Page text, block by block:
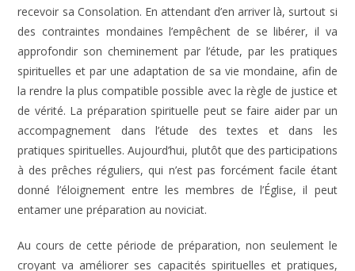
recevoir sa Consolation. En attendant d’en arriver là, surtout si
des contraintes mondaines l’empêchent de se libérer, il va
approfondir son cheminement par l’étude, par les pratiques
spirituelles et par une adaptation de sa vie mondaine, afin de
la rendre la plus compatible possible avec la règle de justice et
de vérité. La préparation spirituelle peut se faire aider par un
accompagnement dans l’étude des textes et dans les
pratiques spirituelles. Aujourd’hui, plutôt que des participations
à des prêches réguliers, qui n’est pas forcément facile étant
donné l’éloignement entre les membres de l’Église, il peut
entamer une préparation au noviciat.
Au cours de cette période de préparation, non seulement le
croyant va améliorer ses capacités spirituelles et pratiques,